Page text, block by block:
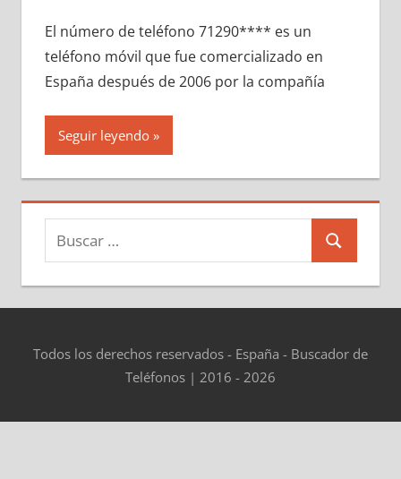
El número dе teléfono 71290**** es un
teléfono móvil quе fue comercializado en
España después dе 2006 pοr la compañía
Seguir leyendo
Buscar:
Buscar
Todos los derechos reservados - España - Buscador de
Teléfonos | 2016 - 2026